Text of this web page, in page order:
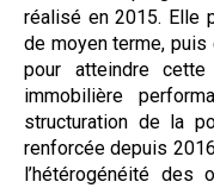
réalisé en 2015. Elle
de moyen terme,
pour atteindre
immobilière
structuration de la
renforcée depuis
l’hétérogénéité des